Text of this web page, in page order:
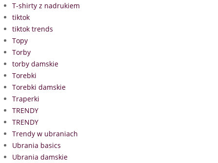
T-shirty z nadrukiem
tiktok
tiktok trends
Topy
Torby
torby damskie
Torebki
Torebki damskie
Traperki
TRENDY
TRENDY
Trendy w ubraniach
Ubrania basics
Ubrania damskie